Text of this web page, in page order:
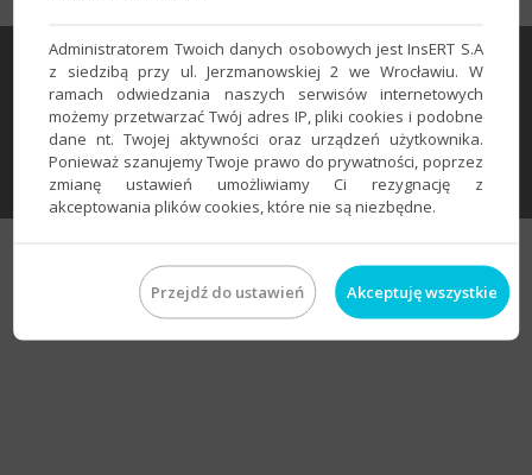
Pomoc zdalna teleKonsultant
Forum użytkowników
Administratorem Twoich danych osobowych jest InsERT S.A
z siedzibą przy ul. Jerzmanowskiej 2 we Wrocławiu. W
ramach odwiedzania naszych serwisów internetowych
możemy przetwarzać Twój adres IP, pliki cookies i podobne
dane nt. Twojej aktywności oraz urządzeń użytkownika.
Ponieważ szanujemy Twoje prawo do prywatności, poprzez
zmianę ustawień umożliwiamy Ci rezygnację z
akceptowania plików cookies, które nie są niezbędne.
Przejdź do ustawień Akceptuję wszystkie